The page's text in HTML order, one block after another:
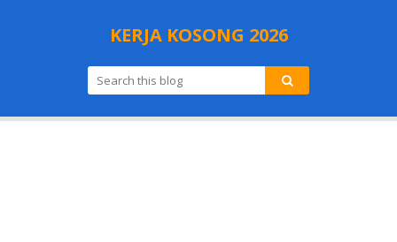
KERJA KOSONG 2026